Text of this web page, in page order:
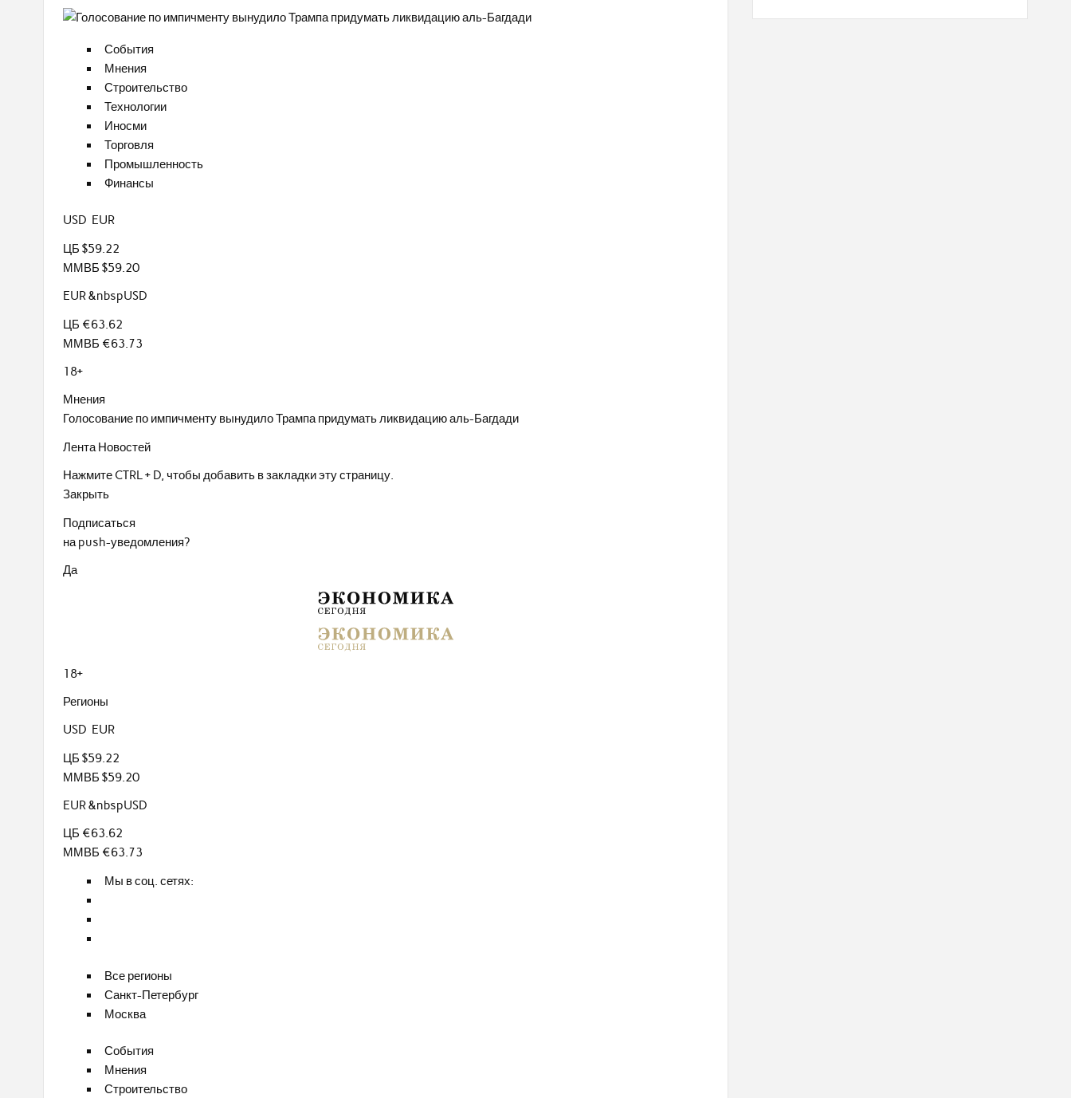
События
Мнения
Строительство
Технологии
Иносми
Торговля
Промышленность
Финансы
USD EUR
ЦБ $59.22
ММВБ $59.20
EUR &nbspUSD
ЦБ €63.62
ММВБ €63.73
18+
Мнения
Голосование по импичменту вынудило Трампа придумать ликвидацию аль-Багдади
Лента Новостей
Нажмите CTRL + D, чтобы добавить в закладки эту страницу.
Закрыть
Подписаться
на push-уведомления?
Да
18+
Регионы
USD EUR
ЦБ $59.22
ММВБ $59.20
EUR &nbspUSD
ЦБ €63.62
ММВБ €63.73
Мы в соц. сетях:
Все регионы
Санкт-Петербург
Москва
События
Мнения
Строительство